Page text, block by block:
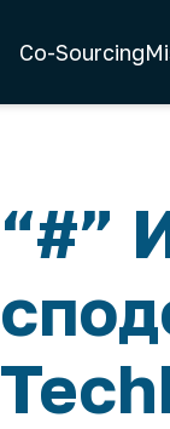
Co-Sourcing
“#”